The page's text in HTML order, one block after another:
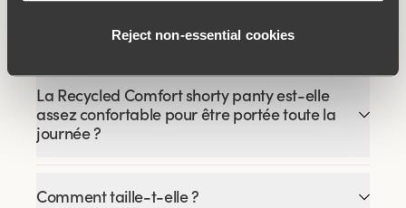
Reject non‑essential cookies
La Recycled Comfort shorty panty est-elle
assez confortable pour être portée toute la
journée ?
Comment taille-t-elle ?